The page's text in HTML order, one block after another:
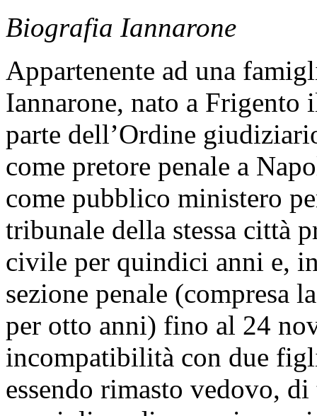
Biografia Iannarone
Appartenente ad una
Iannarone, nato a
parte dell’Ordine
come pretore penale a
come pubblico ministero
tribunale della stessa città
civile per quindici anni e,
sezione penale (compresa
per otto anni) fino al 24
incompatibilità con due
essendo rimasto vedovo,